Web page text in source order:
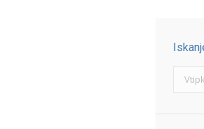
Search: